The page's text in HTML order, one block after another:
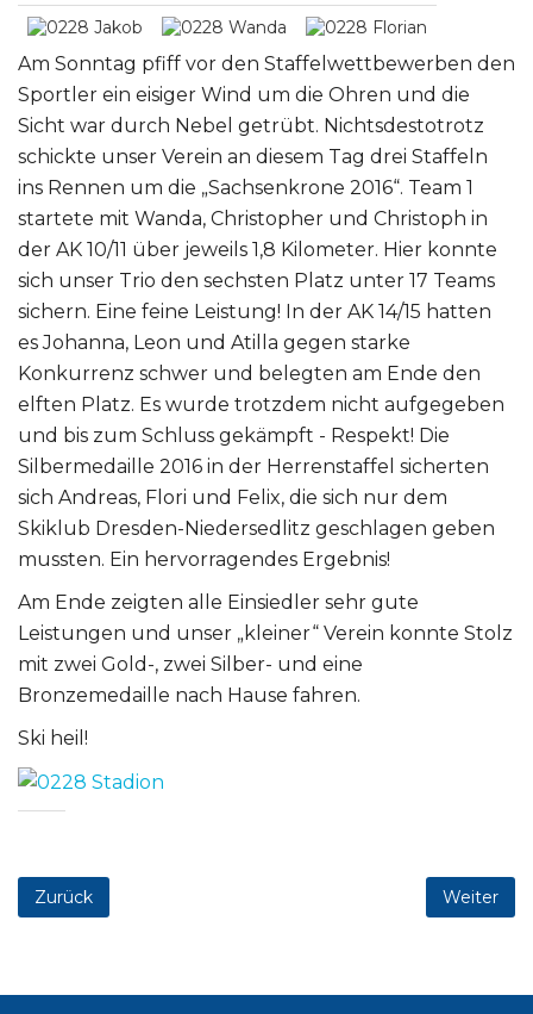
Am Sonntag pfiff vor den Staffelwettbewerben den
Sportler ein eisiger Wind um die Ohren und die
Sicht war durch Nebel getrübt. Nichtsdestotrotz
schickte unser Verein an diesem Tag drei Staffeln
ins Rennen um die „Sachsenkrone 2016“. Team 1
startete mit Wanda, Christopher und Christoph in
der AK 10/11 über jeweils 1,8 Kilometer. Hier konnte
sich unser Trio den sechsten Platz unter 17 Teams
sichern. Eine feine Leistung! In der AK 14/15 hatten
es Johanna, Leon und Atilla gegen starke
Konkurrenz schwer und belegten am Ende den
elften Platz. Es wurde trotzdem nicht aufgegeben
und bis zum Schluss gekämpft - Respekt! Die
Silbermedaille 2016 in der Herrenstaffel sicherten
sich Andreas, Flori und Felix, die sich nur dem
Skiklub Dresden-Niedersedlitz geschlagen geben
mussten. Ein hervorragendes Ergebnis!
Am Ende zeigten alle Einsiedler sehr gute
Leistungen und unser „kleiner“ Verein konnte Stolz
mit zwei Gold-, zwei Silber- und eine
Bronzemedaille nach Hause fahren.
Ski heil!
Zurück Weiter